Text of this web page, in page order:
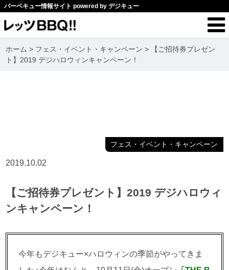
バーベキュー情報サイト powered by デジキュー
ホーム > フェス・イベント・キャンペーン >
【ご招待券プレゼン
ト】2019 デジハロウィンキャンペーン！
2019.10.02
フェス・イベント・キャンペーン
【ご招待券プレゼント】2019 デジハロウィ
ンキャンペーン！
今年もデジキュー×ハロウィンの季節がやってきま